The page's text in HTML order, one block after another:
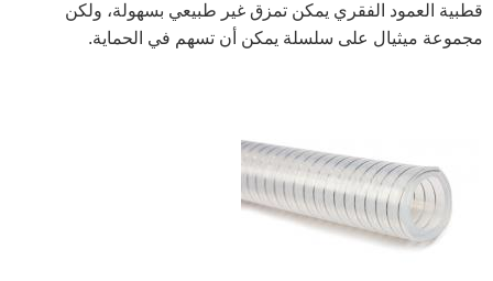
قطبية العمود الفقري يمكن تمزق غير طبيعي بسهولة، ولكن
مجموعة ميثيال على سلسلة يمكن أن تسهم في الحماية.